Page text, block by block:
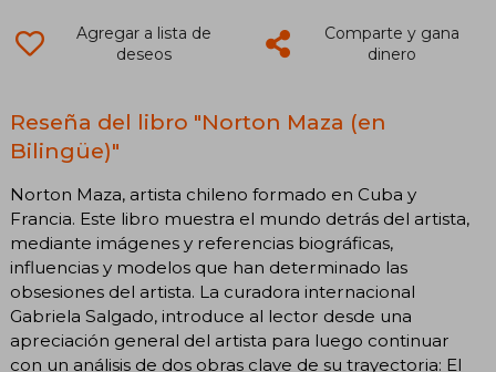
Agregar a lista de
deseos
Comparte y gana
dinero
Reseña del libro "Norton Maza (en
Bilingüe)"
Norton Maza, artista chileno formado en Cuba y
Francia. Este libro muestra el mundo detrás del artista,
mediante imágenes y referencias biográficas,
influencias y modelos que han determinado las
obsesiones del artista. La curadora internacional
Gabriela Salgado, introduce al lector desde una
apreciación general del artista para luego continuar
con un análisis de dos obras clave de su trayectoria: El